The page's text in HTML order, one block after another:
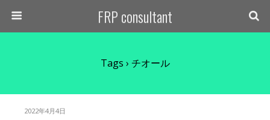
FRP consultant
Tags › チオール
2022年4月4日